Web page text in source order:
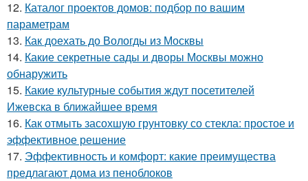
12. Каталог проектов домов: подбор по вашим
параметрам
13. Как доехать до Вологды из Москвы
14. Какие секретные сады и дворы Москвы можно
обнаружить
15. Какие культурные события ждут посетителей
Ижевска в ближайшее время
16. Как отмыть засохшую грунтовку со стекла: простое и
эффективное решение
17. Эффективность и комфорт: какие преимущества
предлагают дома из пеноблоков